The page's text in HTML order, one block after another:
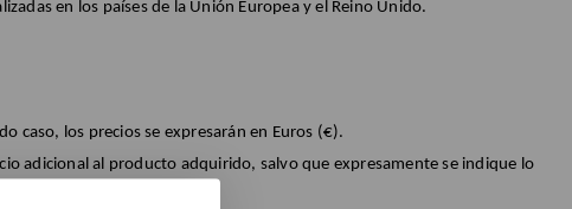
en los países de la Unión Europea y el Reino Unido.
caso, los precios se expresarán en Euros (€).
adicional al producto adquirido, salvo que expresamente se indique lo